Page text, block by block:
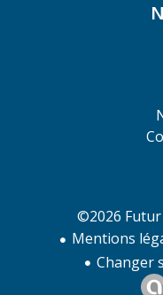
©2026
Mentions
Changer